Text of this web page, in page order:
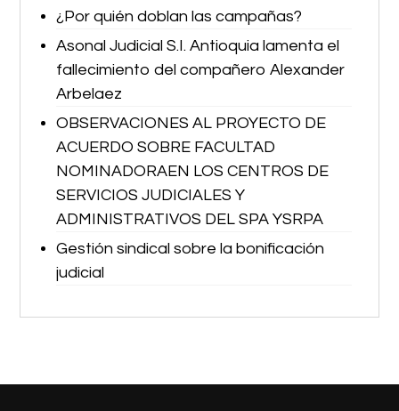
¿Por quién doblan las campañas?
Asonal Judicial S.I. Antioquia lamenta el
fallecimiento del compañero Alexander
Arbelaez
OBSERVACIONES AL PROYECTO DE
ACUERDO SOBRE FACULTAD
NOMINADORAEN LOS CENTROS DE
SERVICIOS JUDICIALES Y
ADMINISTRATIVOS DEL SPA YSRPA
Gestión sindical sobre la bonificación
judicial